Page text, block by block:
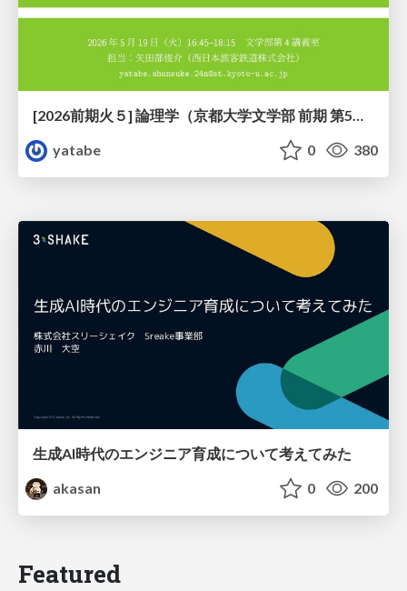
yatabe
0 380
生成AI時代のエンジニア育成について考えてみた
akasan
0 200
Featured